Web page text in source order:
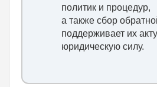
политик и процедур,
а также сбор
поддерживает их
юридическую силу.